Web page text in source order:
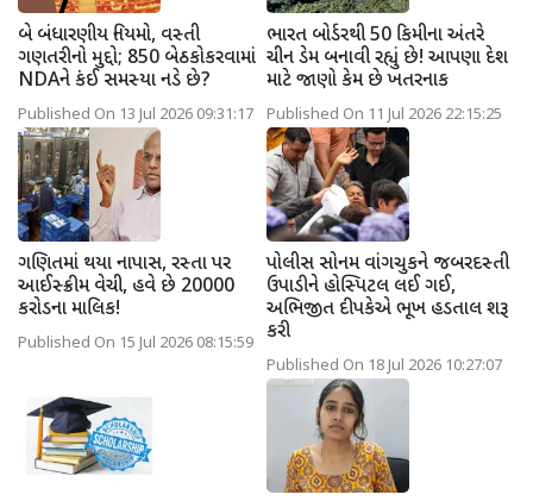
બે બંધારણીય નિયમો, વસ્તી
ગણતરીનો મુદ્દો; 850 બેઠકોકરવામાં
NDAને કંઈ સમસ્યા નડે છે?
Published On 13 Jul 2026 09:31:17
ભારત બોર્ડરથી 50 કિમીના અંતરે
ચીન ડેમ બનાવી રહ્યું છે! આપણા દેશ
માટે જાણો કેમ છે ખતરનાક
Published On 11 Jul 2026 22:15:25
ગણિતમાં થયા નાપાસ, રસ્તા પર
આઈસ્ક્રીમ વેચી, હવે છે 20000
કરોડના માલિક!
Published On 15 Jul 2026 08:15:59
પોલીસ સોનમ વાંગચુકને જબરદસ્તી
ઉપાડીને હોસ્પિટલ લઈ ગઈ,
અભિજીત દીપકેએ ભૂખ હડતાલ શરૂ
કરી
Published On 18 Jul 2026 10:27:07